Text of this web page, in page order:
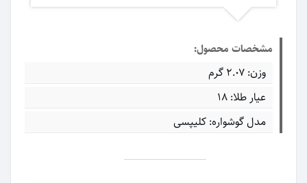
مشخصات محصول:
وزن: ۲.۰۷ گرم
عیار طلا: ۱۸
مدل گوشواره: کلیپسی